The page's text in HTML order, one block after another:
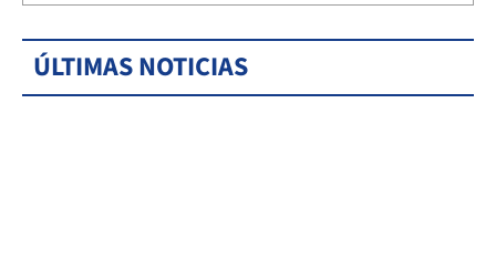
ÚLTIMAS NOTICIAS